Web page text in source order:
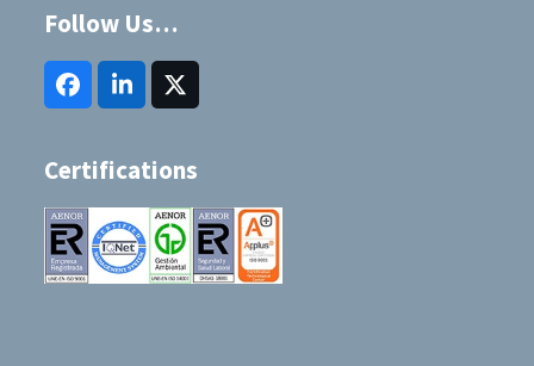
Follow Us…
FacebookLinkedInTwitter
(deprecated)
Certifications